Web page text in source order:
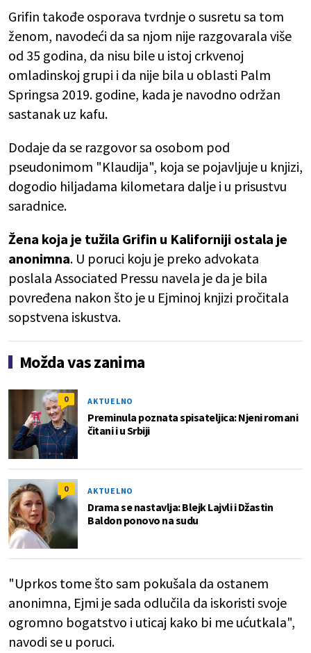
Grifin takođe osporava tvrdnje o susretu sa tom
ženom, navodeći da sa njom nije razgovarala više
od 35 godina, da nisu bile u istoj crkvenoj
omladinskoj grupi i da nije bila u oblasti Palm
Springsa 2019. godine, kada je navodno održan
sastanak uz kafu.
Dodaje da se razgovor sa osobom pod
pseudonimom "Klaudija", koja se pojavljuje u knjizi,
dogodio hiljadama kilometara dalje i u prisustvu
saradnice.
Žena koja je tužila Grifin u Kaliforniji ostala je
anonimna. U poruci koju je preko advokata
poslala Associated Pressu navela je da je bila
povređena nakon što je u Ejminoj knjizi pročitala
sopstvena iskustva.
Možda vas zanima
0 AKTUELNO
Preminula poznata spisateljica: Njeni romani
čitani i u Srbiji
0 AKTUELNO
Drama se nastavlja: Blejk Lajvli i Džastin
Baldon ponovo na sudu
"Uprkos tome što sam pokušala da ostanem
anonimna, Ejmi je sada odlučila da iskoristi svoje
ogromno bogatstvo i uticaj kako bi me ućutkala",
navodi se u poruci.